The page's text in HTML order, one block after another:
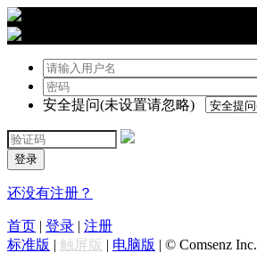
安全提问(未设置请忽略)
登录
还没有注册？
首页 | 登录 | 注册
标准版 | 触屏版 | 电脑版 | © Comsenz Inc.